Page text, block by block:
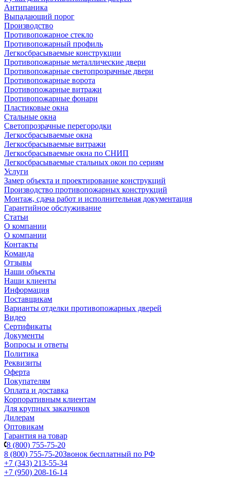
Антипаника
Выпадающий порог
Производство
Противопожарное стекло
Противопожарный профиль
Легкосбрасываемые конструкции
Противопожарные металлические двери
Противопожарные светопрозрачные двери
Противопожарные ворота
Противопожарные витражи
Противопожарные фонари
Пластиковые окна
Стальные окна
Светопрозрачные перегородки
Легкосбрасываемые окна
Легкосбрасываемые витражи
Легкосбрасываемые окна по СНИП
Легкосбрасываемые стальных окон по сериям
Услуги
Замер объекта и проектирование конструкций
Производство противопожарных конструкций
Монтаж, сдача работ и исполнительная документация
Гарантийное обслуживание
Статьи
О компании
О компании
Контакты
Команда
Отзывы
Наши объекты
Наши клиенты
Информация
Поставщикам
Варианты отделки противопожарных дверей
Видео
Сертификаты
Документы
Вопросы и ответы
Политика
Реквизиты
Оферта
Покупателям
Оплата и доставка
Корпоративным клиентам
Для крупных заказчиков
Дилерам
Оптовикам
Гарантия на товар
8 (800) 755-75-20
8 (800) 755-75-20Звонок бесплатный по РФ
+7 (343) 213-55-34
+7 (950) 208-16-14